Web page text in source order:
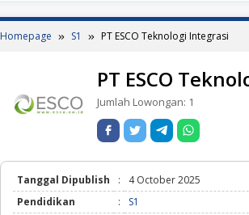
Homepage S1 PT ESCO Teknologi Integrasi
PT ESCO
Jumlah Lowongan: 1
Tanggal Dipublish :
4 October 2025
Pendidikan
:
S1